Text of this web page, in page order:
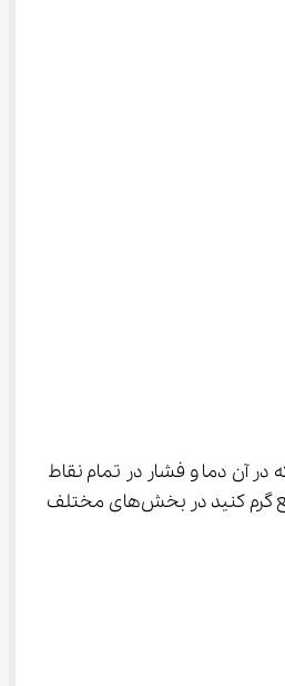
تعاریف اشاره دارد و شما باید با مفهوم تعادل ترمودینامیکی آشنا شوید. تعادل ترمودینامیکی به وضعیتی گفته می‌شود که در آن دما و فشار در تمام نقاط
ظرفی که گاز در آن قرار دارد، یکسان است. با تغییر یکی از پارامترهای ترمودینامیکی، می‌توان گاز را از تعادل خارج کرد. به عنوان مثال اگر گاز داخل یک مخزن را سریع گرم کنید در بخش‌های مختلف